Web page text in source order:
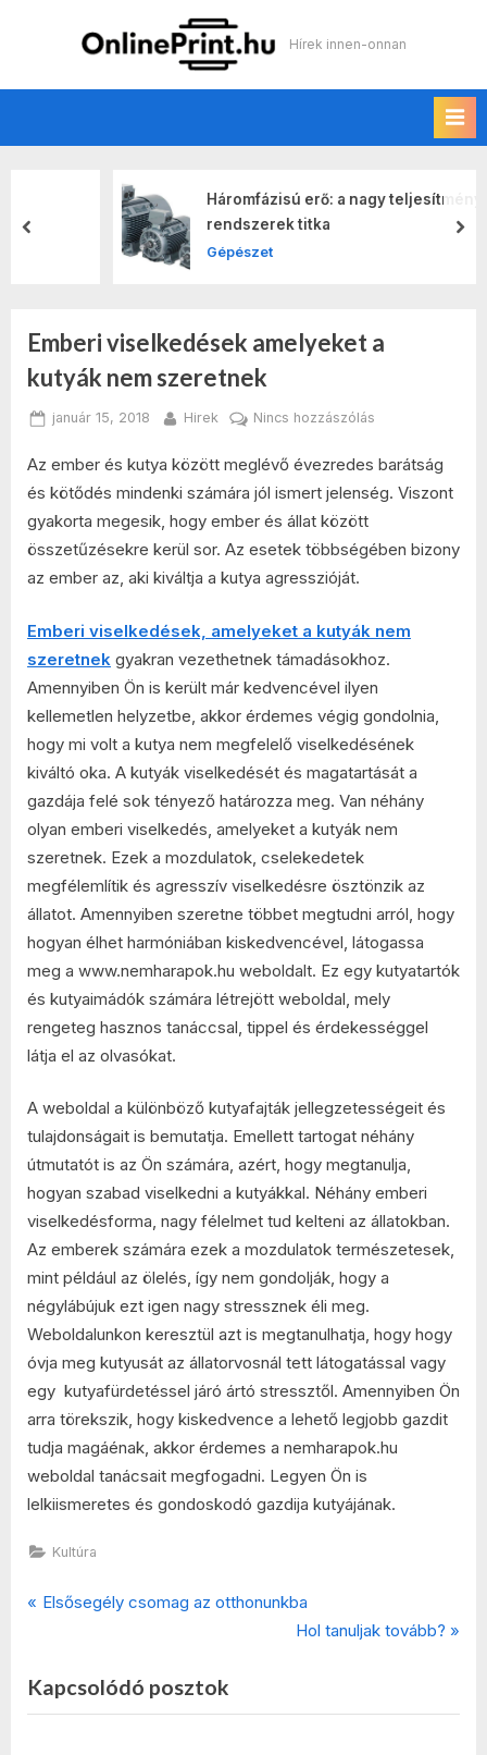
Online print
Hírek innen-onnan
Háromfázisú erő: a nagy teljesítményű
rendszerek titka
Gépészet
prev
Emberi viselkedések amelyeket a
kutyák nem szeretnek
Posted
január 15, 2018 By
Hirek Nincs hozzászólás
viselkedések
amelyeket
nem
Az ember és kutya között meglévő évezredes barátság
és kötődés mindenki számára jól ismert jelenség. Viszont
gyakorta megesik, hogy ember és állat között
összetűzésekre kerül sor. Az esetek többségében bizony
az ember az, aki kiváltja a kutya agresszióját.
Emberi viselkedések, amelyeket a kutyák nem
szeretnek gyakran vezethetnek támadásokhoz.
Amennyiben Ön is került már kedvencével ilyen
kellemetlen helyzetbe, akkor érdemes végig gondolnia,
hogy mi volt a kutya nem megfelelő viselkedésének
kiváltó oka. A kutyák viselkedését és magatartását a
gazdája felé sok tényező határozza meg. Van néhány
olyan emberi viselkedés, amelyeket a kutyák nem
szeretnek. Ezek a mozdulatok, cselekedetek
megfélemlítik és agresszív viselkedésre ösztönzik az
állatot. Amennyiben szeretne többet megtudni arról, hogy
hogyan élhet harmóniában kiskedvencével, látogassa
meg a www.nemharapok.hu weboldalt. Ez egy kutyatartók
és kutyaimádók számára létrejött weboldal, mely
rengeteg hasznos tanáccsal, tippel és érdekességgel
látja el az olvasókat.
A weboldal a különböző kutyafajták jellegzetességeit és
tulajdonságait is bemutatja. Emellett tartogat néhány
útmutatót is az Ön számára, azért, hogy megtanulja,
hogyan szabad viselkedni a kutyákkal. Néhány emberi
viselkedésforma, nagy félelmet tud kelteni az állatokban.
Az emberek számára ezek a mozdulatok természetesek,
mint például az ölelés, így nem gondolják, hogy a
négylábújuk ezt igen nagy stressznek éli meg.
Weboldalunkon keresztül azt is megtanulhatja, hogy hogy
óvja meg kutyusát az állatorvosnál tett látogatással vagy
egy kutyafürdetéssel járó ártó stressztől. Amennyiben Ön
arra törekszik, hogy kiskedvence a lehető legjobb gazdit
tudja magáénak, akkor érdemes a nemharapok.hu
weboldal tanácsait megfogadni. Legyen Ön is
lelkiismeretes és gondoskodó gazdija kutyájának.
Kultúra
Bejegyzés
P
v
i
Elsősegély csomag az otthonunkba
N
t
Hol tanuljak tovább?
Kapcsolódó posztok